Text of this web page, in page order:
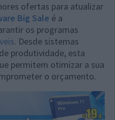
ofertas para atualizar
Big Sale é a
os programas
. Desde sistemas
produtividade, esta
permitem otimizar a sua
o orçamento.